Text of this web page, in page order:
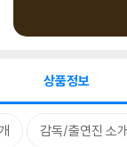
상품정보
감독/출연진 소개